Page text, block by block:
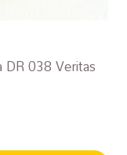
DR 038 Veritas